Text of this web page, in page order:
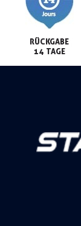
RÜCKGABE
14 TAGE